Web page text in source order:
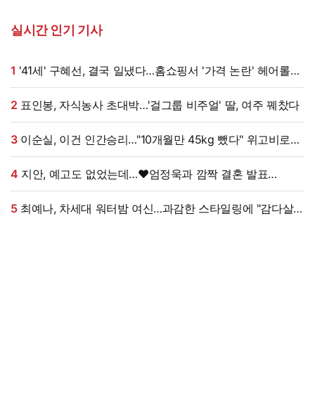
실시간 인기 기사
1
대박, 무려 '3만 장' 돌파 [엑's 이슈]
2 표인봉, 자식농사 초대박…'걸그룹 비주얼' 딸, 여주 꿰찼다
3이순실, 이건 인간승리…"10개월만 45kg 뺐다" 위고비로
대박, 몰라보게 달라졌다 (동치미쇼)
4
"짧지만 깊은 연애, 확신 들었다" [전문]
5최예나, 차세대 워터밤 여신…과감한 스타일링에 "감다살"